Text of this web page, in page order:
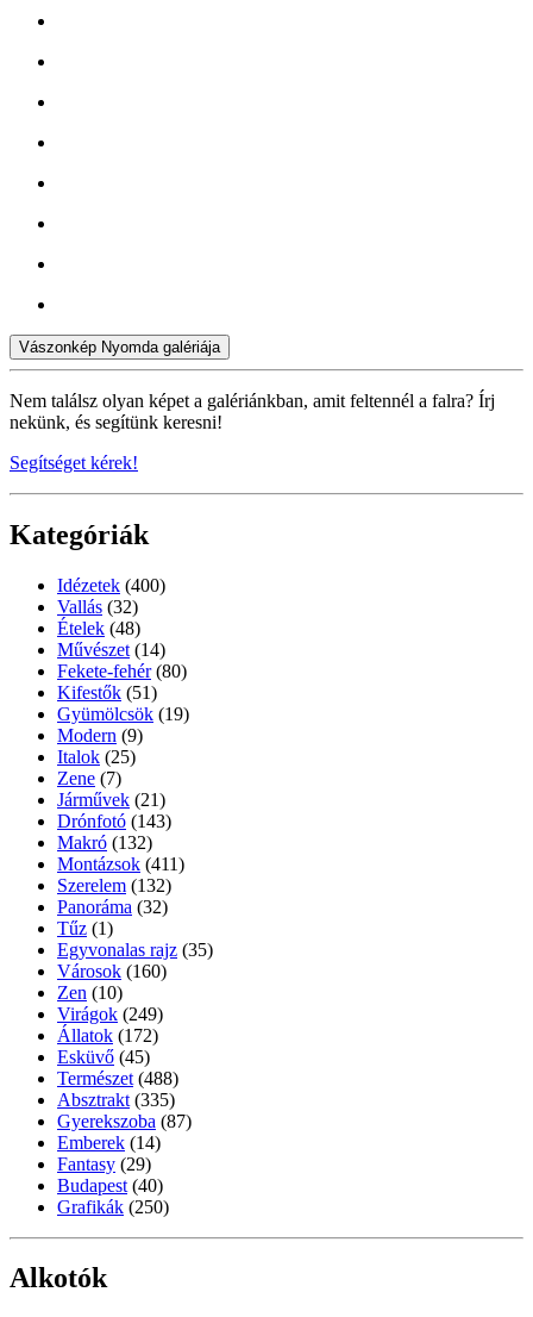
Vászonkép Nyomda galériája
Nem találsz olyan képet a galériánkban, amit feltennél a falra? Írj
nekünk, és segítünk keresni!
Segítséget kérek!
Kategóriák
Idézetek (400)
Vallás (32)
Ételek (48)
Művészet (14)
Fekete-fehér (80)
Kifestők (51)
Gyümölcsök (19)
Modern (9)
Italok (25)
Zene (7)
Járművek (21)
Drónfotó (143)
Makró (132)
Montázsok (411)
Szerelem (132)
Panoráma (32)
Tűz (1)
Egyvonalas rajz (35)
Városok (160)
Zen (10)
Virágok (249)
Állatok (172)
Esküvő (45)
Természet (488)
Absztrakt (335)
Gyerekszoba (87)
Emberek (14)
Fantasy (29)
Budapest (40)
Grafikák (250)
Alkotók